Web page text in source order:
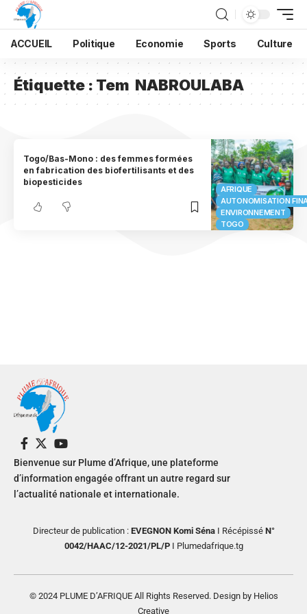
ACCUEIL Politique Economie Sports Culture
Étiquette : Tem NABROULABA
AFRIQUE
AUTONOMISATION
ENVIRONNEMENT
TOGO
Togo/Bas-Mono : des femmes formées
en fabrication des biofertilisants et des
biopesticides
Bienvenue sur Plume d’Afrique, une plateforme
d’information engagée offrant un autre regard sur
l’actualité nationale et internationale.
Directeur de publication : EVEGNON Komi SénaI RécépisséN°
0042/HAAC/12-2021/PL/PI Plumedafrique.tg
© 2024 PLUME D’AFRIQUE All Rights Reserved. Design by Helios
Creative